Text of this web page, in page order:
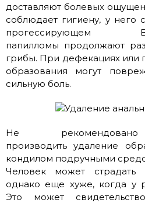
доставляют болевых
соблюдает гигиену, у него
прогессирующем
папилломы продолжают
грибы. При дефекациях
образования могут
сильную боль.
Не рекомендовано
производить удаление
кондилом подручными
Человек может страдать
однако еще хуже, когда у
Это может